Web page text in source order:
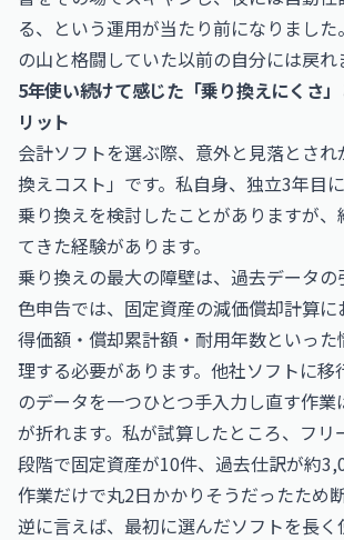
る、という運用が当たり前になりまし
の山と格闘していた以前の自分には戻れ
5年使い続けて感じた「乗り換えにくさ
リット
会計ソフトを選ぶ際、意外と見落とされ
換えコスト」です。私自身、独立3年目
乗り換えを検討したことがありますが、
てきた経験があります。
乗り換えの最大の障壁は、過去データの
色申告では、固定資産の減価償却計算
得価額・償却累計額・耐用年数といっ
理する必要があります。他社ソフトに移
のデータを一つひとつ手入力し直す作
が折れます。私が試算したところ、フリ
段階で固定資産が10件、過去仕訳が約
作業だけで丸2日かかりそうだったため
逆に言えば、最初に選んだソフトを長